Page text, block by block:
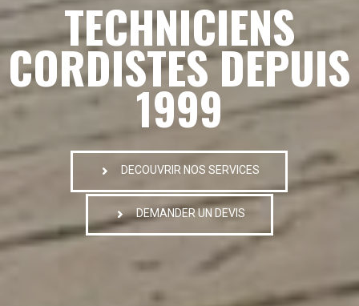
TECHNICIENS
CORDISTES DEPUIS
1999
DECOUVRIR NOS SERVICES
DEMANDER UN DEVIS